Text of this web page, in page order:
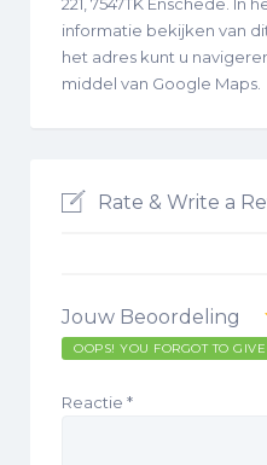
informatie bekijken van
het adres kunt u
middel van Google Maps.
Rate & Write a
Jouw Beoordeling
OOPS! YOU FORGOT TO
Reactie *